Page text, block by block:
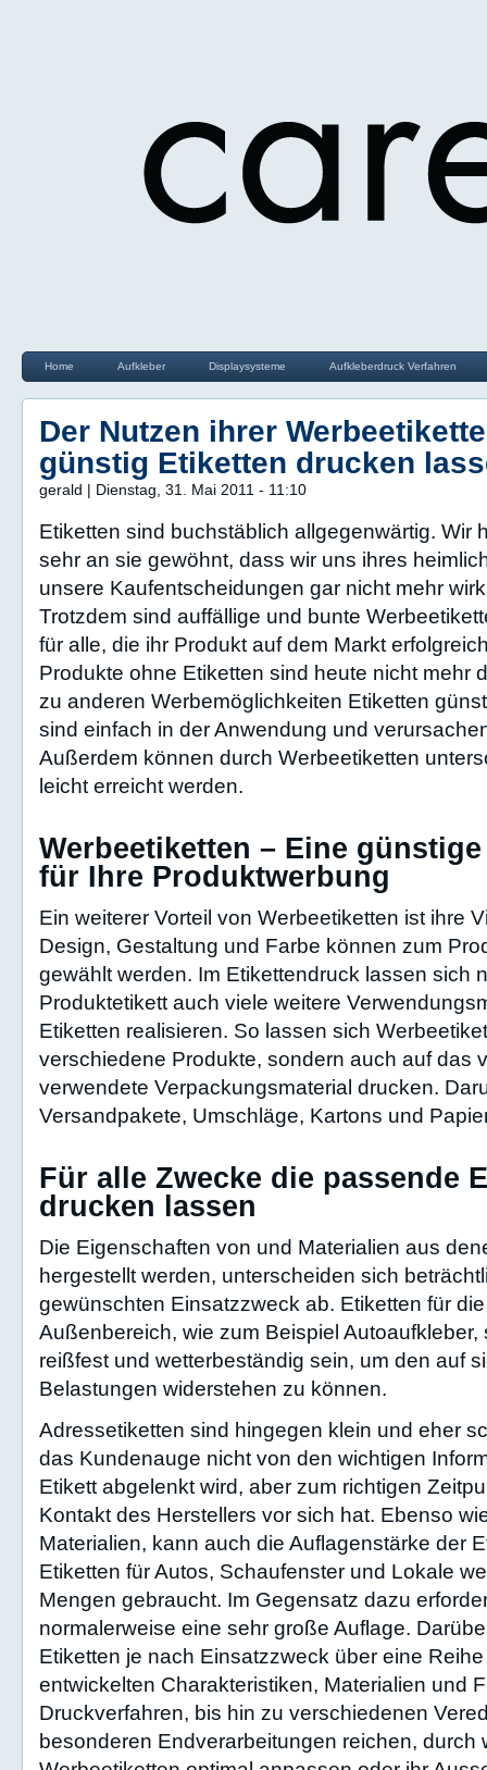
Home Aufkleber Displaysysteme Aufkleberdruck Verfahren
Der Nutzen ihrer
günstig Etiketten drucken
gerald | Dienstag, 31. Mai 2011 - 11:10
Etiketten sind buchstäblich allgegenwärtig. Wir
sehr an sie gewöhnt, dass wir uns ihres
unsere Kaufentscheidungen gar nicht mehr
Trotzdem sind auffällige und bunte
für alle, die ihr Produkt auf dem Markt
Produkte ohne Etiketten sind heute nicht mehr
zu anderen Werbemöglichkeiten Etiketten
sind einfach in der Anwendung und
Außerdem können durch Werbeetiketten
leicht erreicht werden.
Werbeetiketten – Eine
für Ihre Produktwerbung
Ein weiterer Vorteil von Werbeetiketten ist ihre
Design, Gestaltung und Farbe können zum
gewählt werden. Im Etikettendruck lassen sich
Produktetikett auch viele weitere
Etiketten realisieren. So lassen sich
verschiedene Produkte, sondern auch auf das
verwendete Verpackungsmaterial drucken.
Versandpakete, Umschläge, Kartons und
Für alle Zwecke die passende
drucken lassen
Die Eigenschaften von und Materialien aus
hergestellt werden, unterscheiden sich
gewünschten Einsatzzweck ab. Etiketten für
Außenbereich, wie zum Beispiel Autoaufkleber,
reißfest und wetterbeständig sein, um den auf
Belastungen widerstehen zu können.
Adressetiketten sind hingegen klein und eher
das Kundenauge nicht von den wichtigen
Etikett abgelenkt wird, aber zum richtigen
Kontakt des Herstellers vor sich hat. Ebenso
Materialien, kann auch die Auflagenstärke der
Etiketten für Autos, Schaufenster und Lokale
Mengen gebraucht. Im Gegensatz dazu
normalerweise eine sehr große Auflage.
Etiketten je nach Einsatzzweck über eine
entwickelten Charakteristiken, Materialien und
Druckverfahren, bis hin zu verschiedenen
besonderen Endverarbeitungen reichen, durch